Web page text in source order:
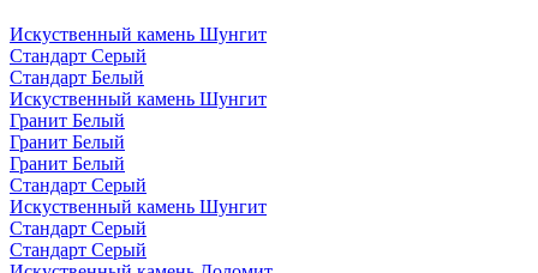
Искуственный камень Шунгит
Стандарт Серый
Стандарт Белый
Искуственный камень Шунгит
Гранит Белый
Гранит Белый
Гранит Белый
Стандарт Серый
Искуственный камень Шунгит
Стандарт Серый
Стандарт Серый